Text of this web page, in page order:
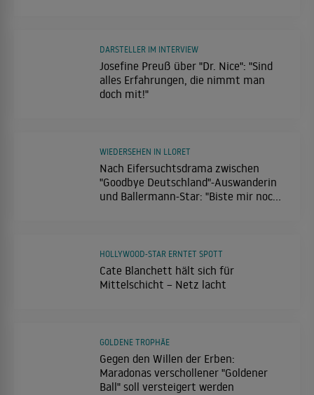
Josefine Preuß über "Dr. Nice": "Sind
alles Erfahrungen, die nimmt man
doch mit!"
DARSTELLER IM INTERVIEW
Nach Eifersuchtsdrama zwischen
"Goodbye Deutschland"-Auswanderin
und Ballermann-Star: "Biste mir noch
WIEDERSEHEN IN LLORET
Cate Blanchett hält sich für
Mittelschicht – Netz lacht
HOLLYWOOD-STAR ERNTET SPOTT
Gegen den Willen der Erben:
Maradonas verschollener "Goldener
Ball" soll versteigert werden
GOLDENE TROPHÄE